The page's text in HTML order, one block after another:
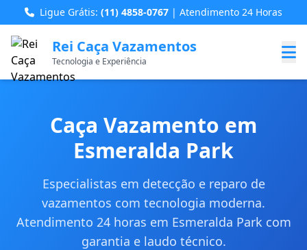
Ligue Grátis: (11) 4858-0767 | Atendimento 24 Horas
Rei Caça Vazamentos
Tecnologia e Experiência
Caça Vazamento em
Esmeralda Park
Especialistas em detecção e reparo de
vazamentos com tecnologia moderna.
Atendimento 24 horas em Esmeralda Park com
garantia e laudo técnico.